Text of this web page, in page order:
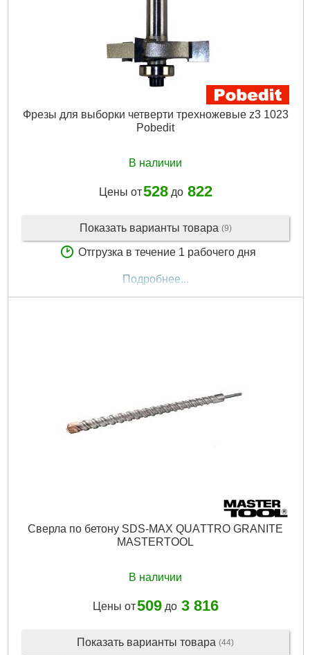
Фрезы для выборки четверти трехножевые z3 1023
Pobedit
В наличии
Цены от528до 822
Показать варианты товара (9)
Отгрузка в течение 1 рабочего дня
Подробнее...
Сверла по бетону SDS-MAX QUAТTRO GRANITE
MASTERTOOL
В наличии
Цены от509до 3 816
Показать варианты товара (44)